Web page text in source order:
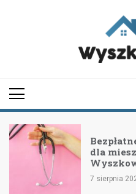
dla
7 sierpnia